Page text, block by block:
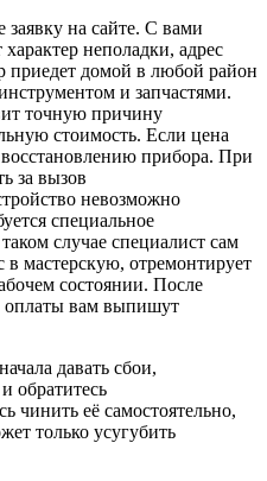
заявку на сайте. С вами
неполадки, адрес
приедет домой в любой район
и запчастями.
точную причину
стоимость. Если цена
прибора. При
за вызов
невозможно
специальное
случае специалист сам
мастерскую, отремонтирует
состоянии. После
оплаты вам выпишут
давать сбои,
обратитесь
чинить её самостоятельно,
только усугубить